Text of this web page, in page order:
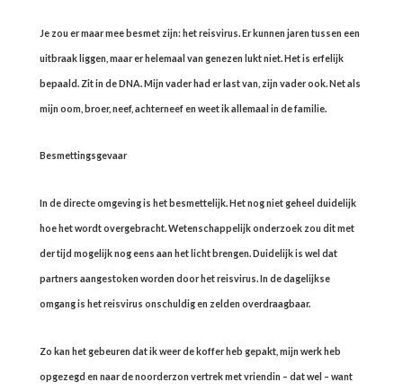
Je zou er maar mee besmet zijn: het reisvirus. Er kunnen jaren tussen een
uitbraak liggen, maar er helemaal van genezen lukt niet. Het is erfelijk
bepaald. Zit in de DNA. Mijn vader had er last van, zijn vader ook. Net als
mijn oom, broer, neef, achterneef en weet ik allemaal in de familie.
Besmettingsgevaar
In de directe omgeving is het besmettelijk. Het nog niet geheel duidelijk
hoe het wordt overgebracht. Wetenschappelijk onderzoek zou dit met
der tijd mogelijk nog eens aan het licht brengen. Duidelijk is wel dat
partners aangestoken worden door het reisvirus. In de dagelijkse
omgang is het reisvirus onschuldig en zelden overdraagbaar.
Zo kan het gebeuren dat ik weer de koffer heb gepakt, mijn werk heb
opgezegd en naar de noorderzon vertrek met vriendin – dat wel – want